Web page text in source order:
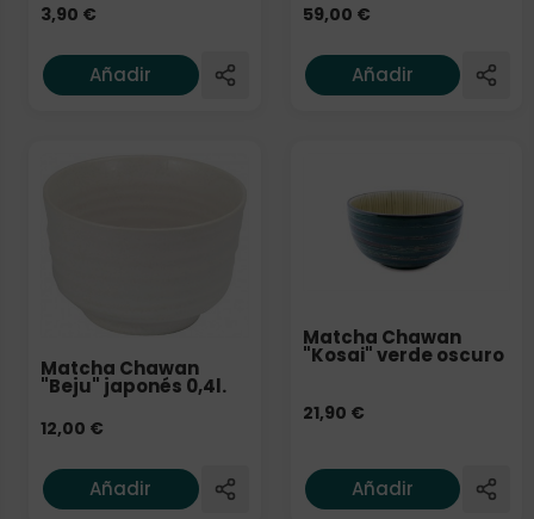
3,90 €
Añadir
59,00 €
Añadir
Matcha Chawan
"Beju" japonés 0,4l.
12,00 €
Añadir
Matcha Chawan
"Kosai" verde oscuro
21,90 €
Añadir